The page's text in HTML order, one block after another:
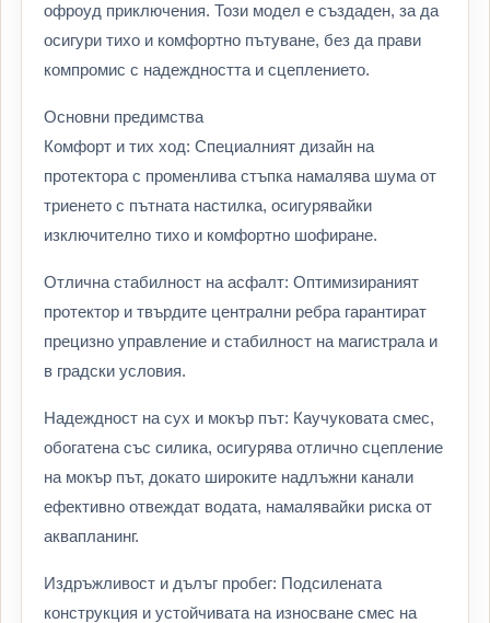
офроуд приключения. Този модел е създаден, за да
осигури тихо и комфортно пътуване, без да прави
компромис с надеждността и сцеплението.
Основни предимства
Комфорт и тих ход: Специалният дизайн на
протектора с променлива стъпка намалява шума от
триенето с пътната настилка, осигурявайки
изключително тихо и комфортно шофиране.
Отлична стабилност на асфалт: Оптимизираният
протектор и твърдите централни ребра гарантират
прецизно управление и стабилност на магистрала и
в градски условия.
Надеждност на сух и мокър път: Каучуковата смес,
обогатена със силика, осигурява отлично сцепление
на мокър път, докато широките надлъжни канали
ефективно отвеждат водата, намалявайки риска от
аквапланинг.
Издръжливост и дълъг пробег: Подсилената
конструкция и устойчивата на износване смес на